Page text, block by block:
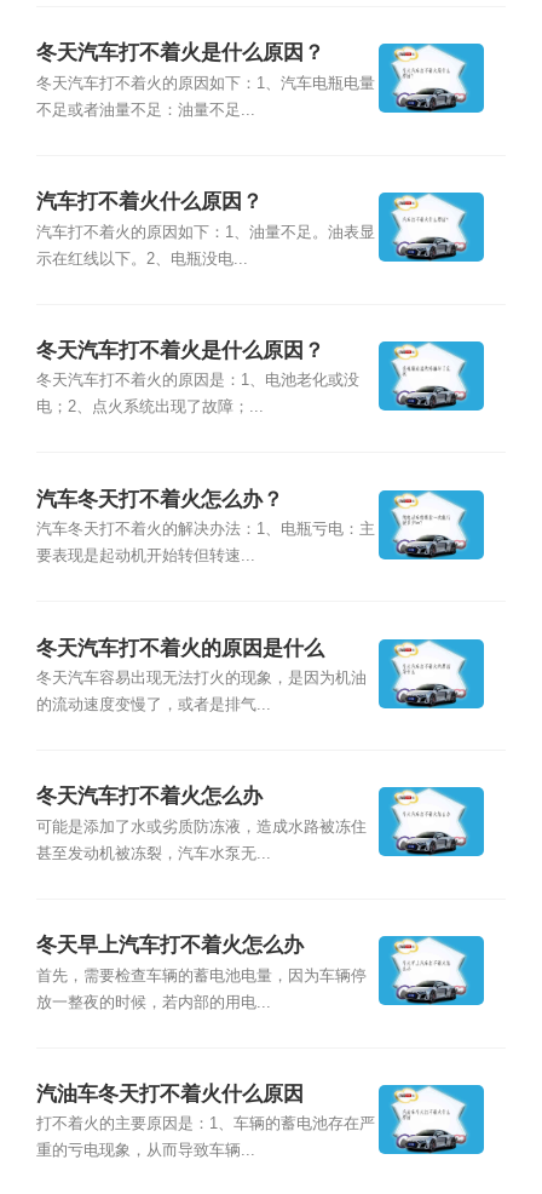
冬天汽车打不着火是什么原因？
冬天汽车打不着火的原因如下：1、汽车电瓶电量
不足或者油量不足：油量不足...
汽车打不着火什么原因？
汽车打不着火的原因如下：1、油量不足。油表显
示在红线以下。2、电瓶没电...
冬天汽车打不着火是什么原因？
冬天汽车打不着火的原因是：1、电池老化或没
电；2、点火系统出现了故障；...
汽车冬天打不着火怎么办？
汽车冬天打不着火的解决办法：1、电瓶亏电：主
要表现是起动机开始转但转速...
冬天汽车打不着火的原因是什么
冬天汽车容易出现无法打火的现象，是因为机油
的流动速度变慢了，或者是排气...
冬天汽车打不着火怎么办
可能是添加了水或劣质防冻液，造成水路被冻住
甚至发动机被冻裂，汽车水泵无...
冬天早上汽车打不着火怎么办
首先，需要检查车辆的蓄电池电量，因为车辆停
放一整夜的时候，若内部的用电...
汽油车冬天打不着火什么原因
打不着火的主要原因是：1、车辆的蓄电池存在严
重的亏电现象，从而导致车辆...